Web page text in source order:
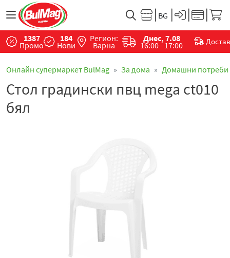
1387
Промо
184
Нови
Регион:
Варна
Днес, 7.08
16:00 - 17:00
Онлайн супермаркет BulMag За дома Домашни потреби
Стол градински пвц mega ct010
бял